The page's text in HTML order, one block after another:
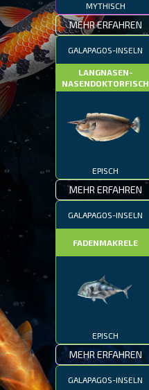
MYTHISCH
MEHR ERFAHREN
GALAPAGOS-INSELN
LANGNASEN-
NASENDOKTORFISCH
EPISCH
MEHR ERFAHREN
GALAPAGOS-INSELN
FADENMAKRELE
EPISCH
MEHR ERFAHREN
GALAPAGOS-INSELN